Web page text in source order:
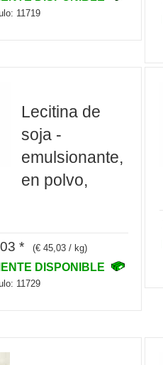
11719
Lecitina de
soja -
emulsionante,
en polvo,
* (€ 45,03 / kg)
DISPONIBLE
11729